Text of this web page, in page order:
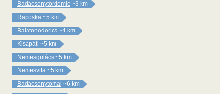
Badacsonytördemic ~3 km
Raposka ~5 km
Balatonederics ~4 km
Kisapáti ~5 km
Nemesgulács ~5 km
Nemesvita ~5 km
Badacsonytomaj ~6 km